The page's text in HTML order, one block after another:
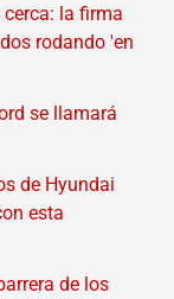
la firma
rodando 'en
se llamará
de Hyundai
esta
de los